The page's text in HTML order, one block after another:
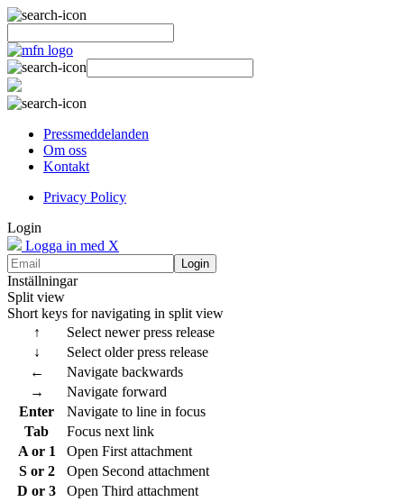
Pressmeddelanden
Om oss
Kontakt
Privacy Policy
Login
Logga in med X
Login
Inställningar
Split view
Short keys for navigating in split view
↑
Select newer press release
↓
Select older press release
←
Navigate backwards
→
Navigate forward
Enter
Navigate to line in focus
Tab
Focus next link
A or 1
Open First attachment
S or 2
Open Second attachment
D or 3
Open Third attachment